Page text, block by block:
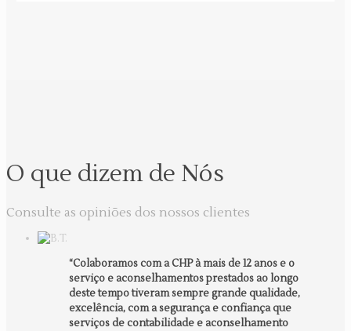
O que dizem de Nós
Consulte as opiniões dos nossos clientes
“Colaboramos com a CHP à mais de 12 anos e o
serviço e aconselhamentos prestados ao longo
deste tempo tiveram sempre grande qualidade,
excelência, com a segurança e confiança que
serviços de contabilidade e aconselhamento